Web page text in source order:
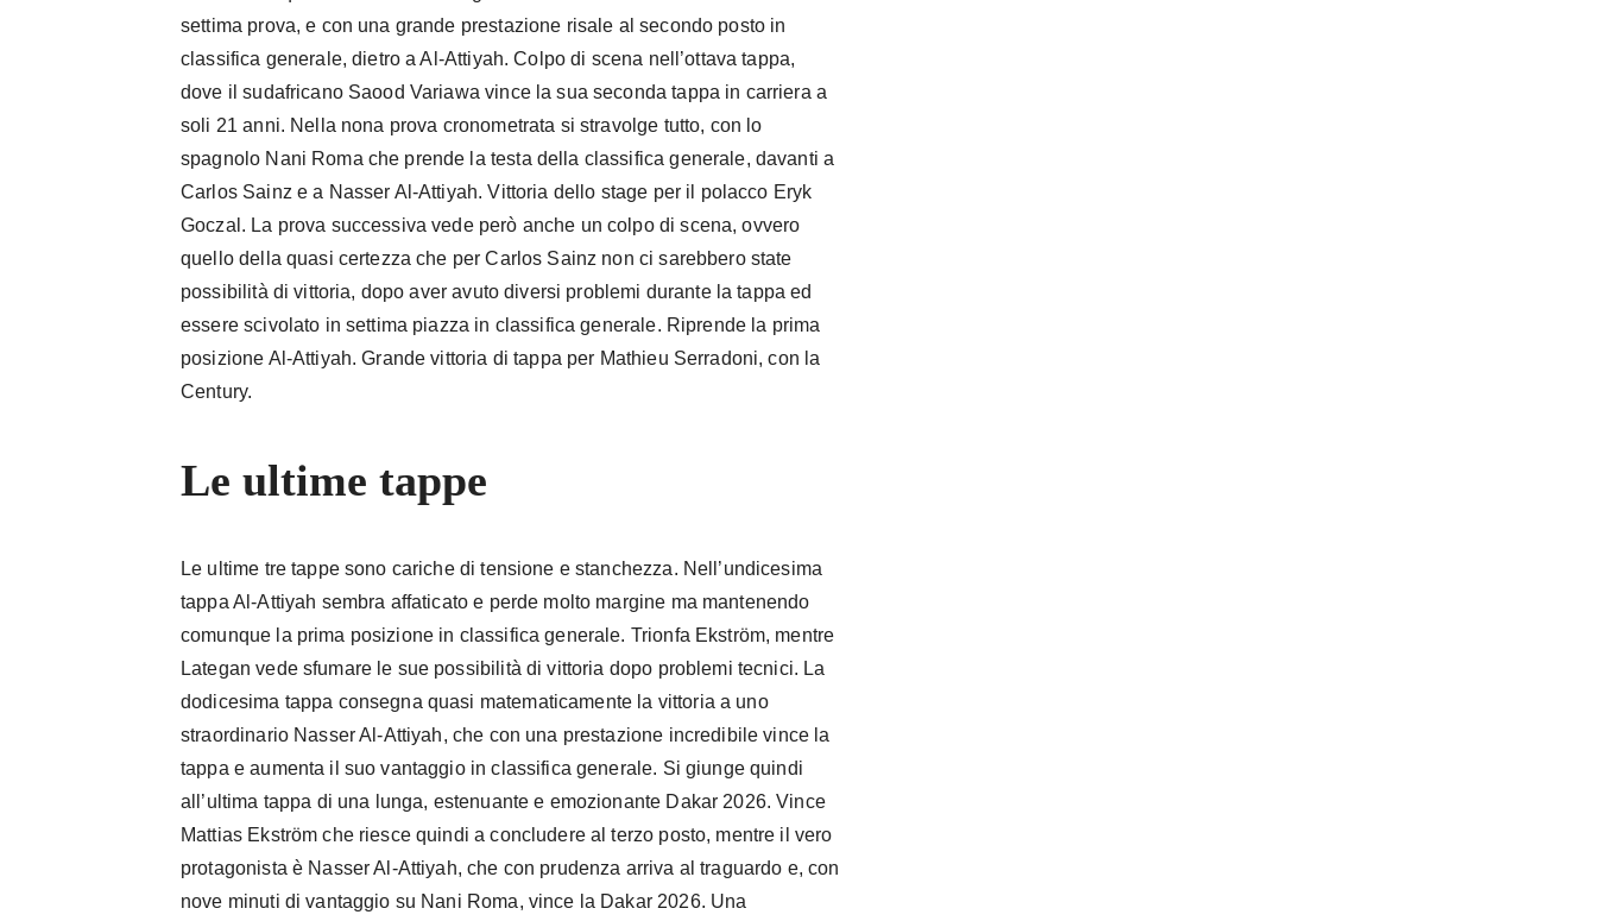
settima prova, e con una grande prestazione risale al secondo posto in
classifica generale, dietro a Al-Attiyah. Colpo di scena nell’ottava tappa,
dove il sudafricano Saood Variawa vince la sua seconda tappa in carriera a
soli 21 anni. Nella nona prova cronometrata si stravolge tutto, con lo
spagnolo Nani Roma che prende la testa della classifica generale, davanti a
Carlos Sainz e a Nasser Al-Attiyah. Vittoria dello stage per il polacco Eryk
Goczal. La prova successiva vede però anche un colpo di scena, ovvero
quello della quasi certezza che per Carlos Sainz non ci sarebbero state
possibilità di vittoria, dopo aver avuto diversi problemi durante la tappa ed
essere scivolato in settima piazza in classifica generale. Riprende la prima
posizione Al-Attiyah. Grande vittoria di tappa per Mathieu Serradoni, con la
Century.
Le ultime tappe
Le ultime tre tappe sono cariche di tensione e stanchezza. Nell’undicesima
tappa Al-Attiyah sembra affaticato e perde molto margine ma mantenendo
comunque la prima posizione in classifica generale. Trionfa Ekström, mentre
Lategan vede sfumare le sue possibilità di vittoria dopo problemi tecnici. La
dodicesima tappa consegna quasi matematicamente la vittoria a uno
straordinario Nasser Al-Attiyah, che con una prestazione incredibile vince la
tappa e aumenta il suo vantaggio in classifica generale. Si giunge quindi
all’ultima tappa di una lunga, estenuante e emozionante Dakar 2026. Vince
Mattias Ekström che riesce quindi a concludere al terzo posto, mentre il vero
protagonista è Nasser Al-Attiyah, che con prudenza arriva al traguardo e, con
nove minuti di vantaggio su Nani Roma, vince la Dakar 2026. Una